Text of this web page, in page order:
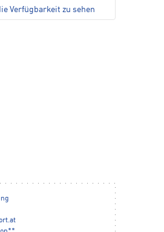
Verfügbarkeit zu sehen